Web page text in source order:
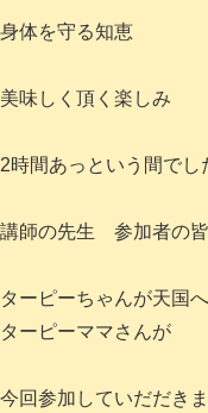
身体を守る知恵
美味しく頂く楽しみ
2時間あっという間でし
講師の先生 参加者の
ターピーちゃんが天国
ターピーママさんが
今回参加していだだき